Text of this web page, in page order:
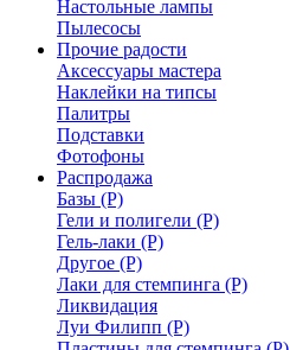
Настольные лампы
Пылесосы
Прочие радости
Аксессуары мастера
Наклейки на типсы
Палитры
Подставки
Фотофоны
Распродажа
Базы (Р)
Гели и полигели (Р)
Гель-лаки (Р)
Другое (Р)
Лаки для стемпинга (Р)
Ликвидация
Луи Филипп (Р)